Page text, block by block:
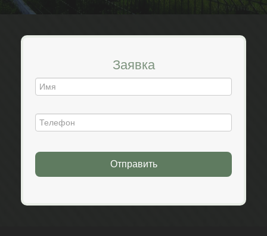
Заявка
Отправить